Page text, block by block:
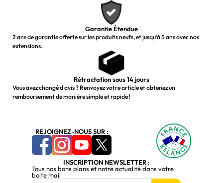
Garantie Étendue
2 ans de garantie offerte sur les produits neufs, et jusqu’à 5 ans avec nos
extensions.
Rétractation sous 14 jours
Vous avez changé d’avis ? Renvoyez votre article et obtenez un
remboursement de manière simple et rapide !
REJOIGNEZ-NOUS SUR :
INSCRIPTION NEWSLETTER :
Tous nos bons plans et notre actualité dans votre
boite mail